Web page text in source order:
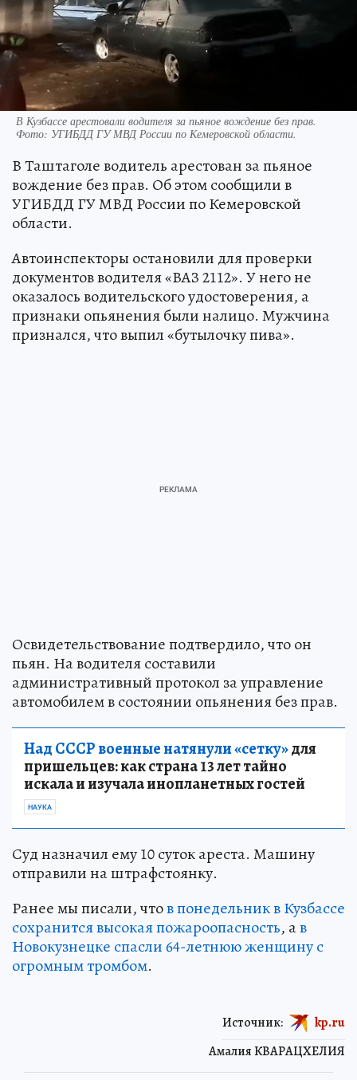
В Кузбассе арестовали водителя за пьяное вождение без прав.
Фото: УГИБДД ГУ МВД России по Кемеровской области.
В Таштаголе водитель арестован за пьяное
вождение без прав. Об этом сообщили в
УГИБДД ГУ МВД России по Кемеровской
области.
Автоинспекторы остановили для проверки
документов водителя «ВАЗ 2112». У него не
оказалось водительского удостоверения, а
признаки опьянения были налицо. Мужчина
признался, что выпил «бутылочку пива».
Освидетельствование подтвердило, что он
пьян. На водителя составили
административный протокол за управление
автомобилем в состоянии опьянения без прав.
Над СССР военные натянули «сетку»для
пришельцев: как страна 13 лет тайно
искала и изучала инопланетных гостей
НАУКА
Суд назначил ему 10 суток ареста. Машину
отправили на штрафстоянку.
Ранее мы писали, чтов понедельник в Кузбассе
сохранится высокая пожароопасность, ав
Новокузнецке спасли 64-летнюю женщину с
огромным тромбом.
Амалия КВАРАЦХЕЛИЯ
Источник: kp.ru